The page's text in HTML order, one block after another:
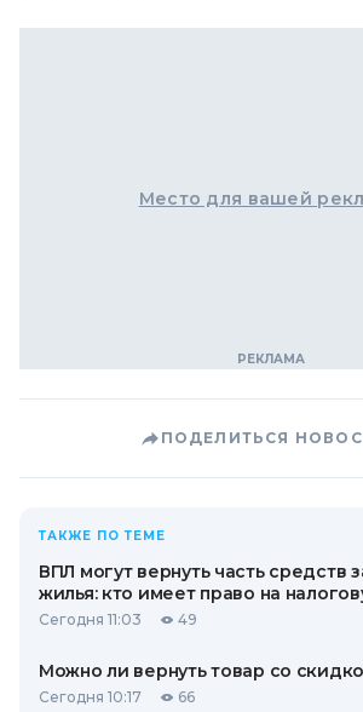
Место для вашей
ПОДЕЛИТЬСЯ
ТАКЖЕ ПО ТЕМЕ
ВПЛ могут вернуть часть средств
жилья: кто имеет право на
Сегодня 11:03 49
Можно ли вернуть товар со
Сегодня 10:17 66